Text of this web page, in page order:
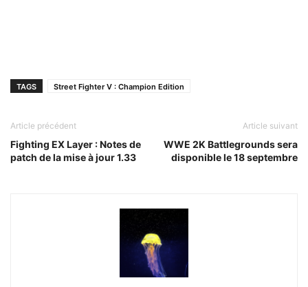
TAGS Street Fighter V : Champion Edition
Article précédent
Fighting EX Layer : Notes de
patch de la mise à jour 1.33
Article suivant
WWE 2K Battlegrounds sera
disponible le 18 septembre